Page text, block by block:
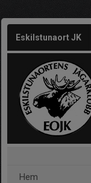
Eskilstunaort JK
Hem